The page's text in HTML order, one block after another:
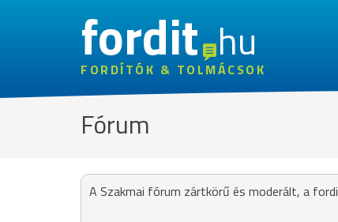
fordithu
FORDÍTÓK & TOLMÁCSOK
Fórum
A Szakmai fórum zártkörű és moderált, a